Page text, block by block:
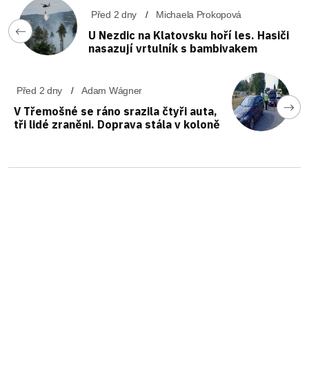
Před 2 dny Michaela Prokopová
U Nezdic na Klatovsku hoří les. Hasiči
nasazují vrtulník s bambivakem
Před 2 dny Adam Wágner
V Třemošné se ráno srazila čtyři auta,
tři lidé zraněni. Doprava stála v koloně